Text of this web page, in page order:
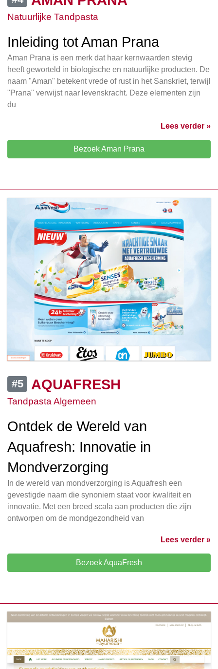
Natuurlijke Tandpasta
Inleiding tot Aman Prana
Aman Prana is een merk dat haar kernwaarden stevig
heeft geworteld in biologische en natuurlijke producten. De
naam "Aman" betekent vrede of rust in het Sanskriet, terwijl
"Prana" verwijst naar levenskracht. Deze elementen zijn
du
Lees verder »
Bezoek Aman Prana
#5 AQUAFRESH
Tandpasta Algemeen
Ontdek de Wereld van
Aquafresh: Innovatie in
Mondverzorging
In de wereld van mondverzorging is Aquafresh een
gevestigde naam die synoniem staat voor kwaliteit en
innovatie. Met een breed scala aan producten die zijn
ontworpen om de mondgezondheid van
Lees verder »
Bezoek AquaFresh